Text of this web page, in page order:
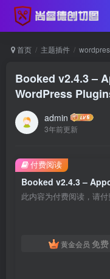
首页 主题插件
Booked v2.4.3 –
WordPress
admin
3年前更新
此内容为付费阅读，请
黄金会员 免费
付费阅读